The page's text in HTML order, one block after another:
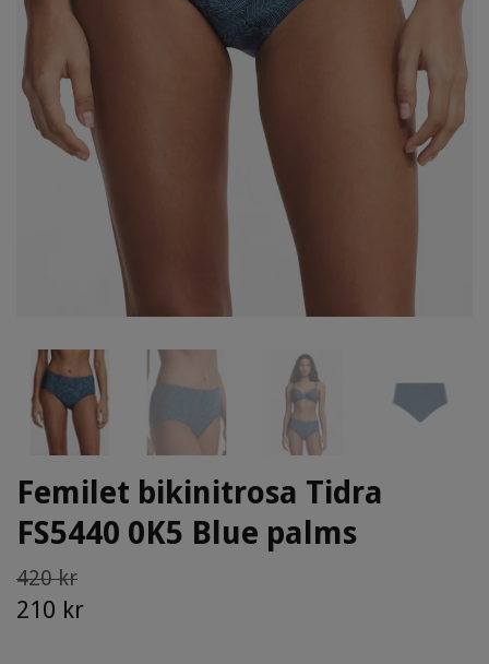
Femilet bikinitrosa Tidra
FS5440 0K5 Blue palms
420 kr
210 kr